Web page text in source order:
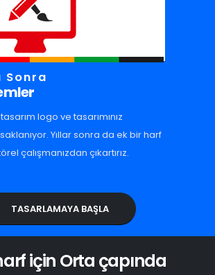
Sonra
logo ve tasarımınız
Yıllar sonra da ek bir harf
çalışmanızdan çıkartırız.
TASARLAMAYA BAŞLA
için Orta çapında